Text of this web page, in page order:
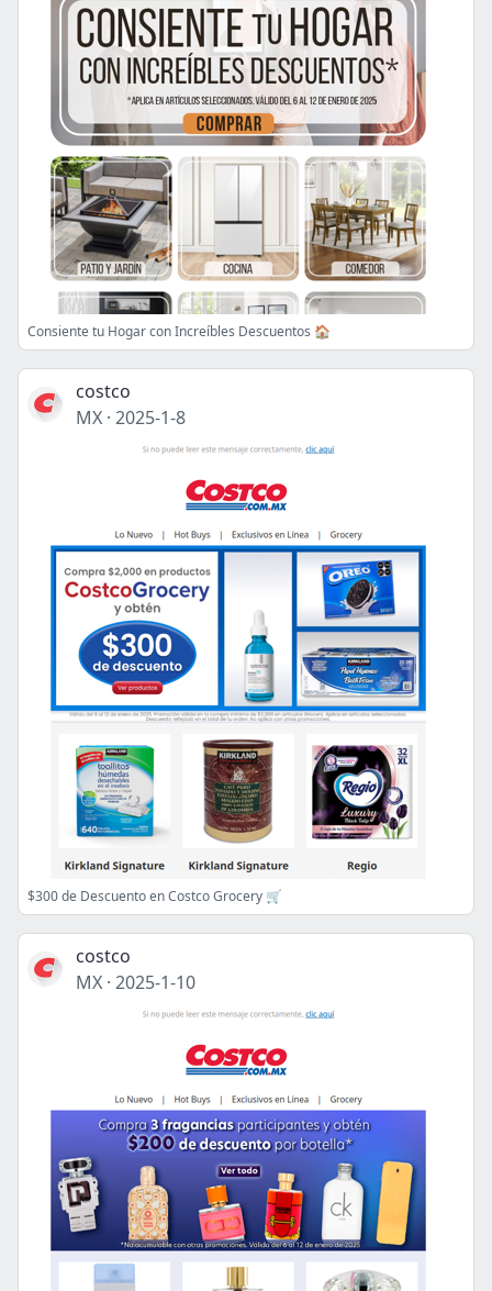
Consiente tu Hogar con Increíbles Descuentos 🏠
costco
MX · 2025-1-8
$300 de Descuento en Costco Grocery 🛒
costco
MX · 2025-1-10